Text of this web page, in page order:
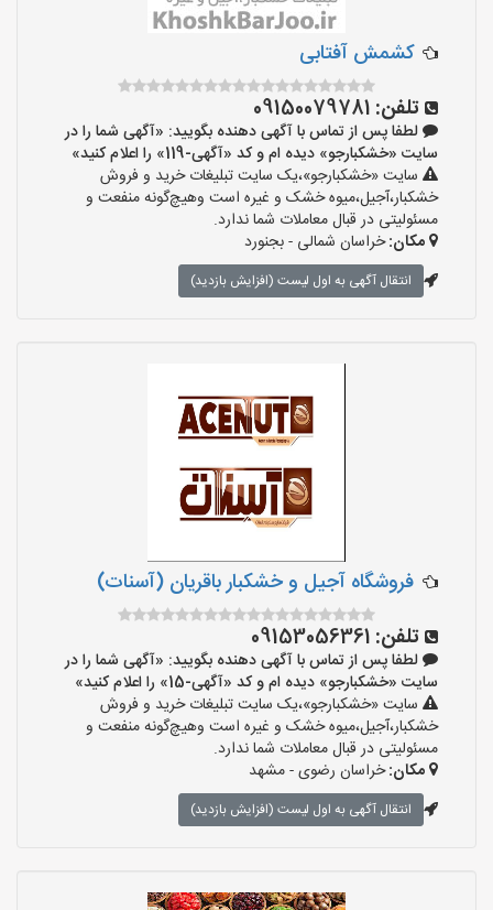
کشمش آفتابی
تلفن: 09150079781
لطفا پس از تماس با آگهی دهنده بگویید: «آگهی شما را در
سایت «خشکبارجو» دیده ام و کد «آگهی-119» را اعلام کنید»
سایت «خشکبارجو»،یک سایت تبلیغات خرید و فروش
خشکبار،آجیل،میوه خشک و غیره است وهیچ‌گونه منفعت و
مسئولیتی در قبال معاملات شما ندارد.
مکان:خراسان شمالی - بجنورد
انتقال آگهی به اول لیست (افزایش بازدید)
فروشگاه آجیل و خشکبار باقریان (آسنات)
تلفن: 09153056361
لطفا پس از تماس با آگهی دهنده بگویید: «آگهی شما را در
سایت «خشکبارجو» دیده ام و کد «آگهی-15» را اعلام کنید»
سایت «خشکبارجو»،یک سایت تبلیغات خرید و فروش
خشکبار،آجیل،میوه خشک و غیره است وهیچ‌گونه منفعت و
مسئولیتی در قبال معاملات شما ندارد.
مکان:خراسان رضوی - مشهد
انتقال آگهی به اول لیست (افزایش بازدید)